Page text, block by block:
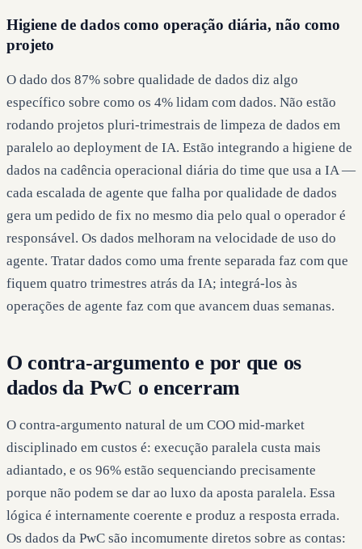
Higiene de dados como operação diária, não como
projeto
O dado dos 87% sobre qualidade de dados diz algo
específico sobre como os 4% lidam com dados. Não estão
rodando projetos pluri-trimestrais de limpeza de dados em
paralelo ao deployment de IA. Estão integrando a higiene de
dados na cadência operacional diária do time que usa a IA —
cada escalada de agente que falha por qualidade de dados
gera um pedido de fix no mesmo dia pelo qual o operador é
responsável. Os dados melhoram na velocidade de uso do
agente. Tratar dados como uma frente separada faz com que
fiquem quatro trimestres atrás da IA; integrá-los às
operações de agente faz com que avancem duas semanas.
O contra-argumento e por que os
dados da PwC o encerram
O contra-argumento natural de um COO mid-market
disciplinado em custos é: execução paralela custa mais
adiantado, e os 96% estão sequenciando precisamente
porque não podem se dar ao luxo da aposta paralela. Essa
lógica é internamente coerente e produz a resposta errada.
Os dados da PwC são incomumente diretos sobre as contas: